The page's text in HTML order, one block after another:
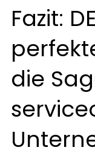
Fazit:
die